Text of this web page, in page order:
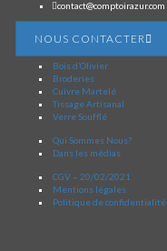
contact@comptoirazur.com
NOUS CONTACTER
Bois d’Olivier
Broderies
Cuivre Martelé
Tissage Artisanal
Verre Soufflé
Qui Sommes Nous?
Dans les médias
CGV – 20/02/2021
Mentions légales
Politique de confidentialité